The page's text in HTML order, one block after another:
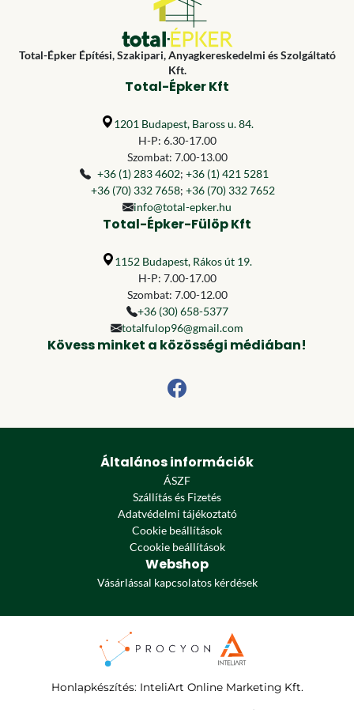
Total-Épker Építési, Szakipari, Anyagkereskedelmi és Szolgáltató
Kft.
Total-Épker Kft
1201 Budapest, Baross u. 84.
H-P: 6.30-17.00
Szombat: 7.00-13.00
+36 (1) 283 4602; +36 (1) 421 5281
+36 (70) 332 7658; +36 (70) 332 7652
info@total-epker.hu
Total-Épker-Fülöp Kft
1152 Budapest, Rákos út 19.
H-P: 7.00-17.00
Szombat: 7.00-12.00
+36 (30) 658-5377
totalfulop96@gmail.com
Kövess minket a közösségi médiában!
Általános információk
ÁSZF
Szállítás és Fizetés
Adatvédelmi tájékoztató
Cookie beállítások
Ccookie beállítások
Webshop
Vásárlással kapcsolatos kérdések
Honlapkészítés: InteliArt Online Marketing Kft.